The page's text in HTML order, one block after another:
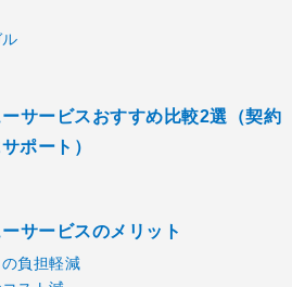
サービスおすすめ比較2選（契約
ポート）
サービスのメリット
負担軽減